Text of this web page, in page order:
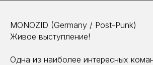
MONOZID (Germany / Post-Punk)
Живое выступление!
Одна из наиболее интересных